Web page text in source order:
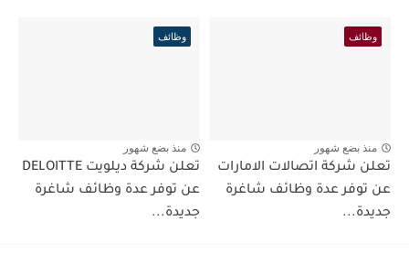
وظائف
منذ بضع شهور
تعلن شركة اتصالات الامارات
عن توفر عدة وظائف شاغرة
جديدة...
وظائف
منذ بضع شهور
تعلن شركة ديلويت DELOITTE
عن توفر عدة وظائف شاغرة
جديدة...